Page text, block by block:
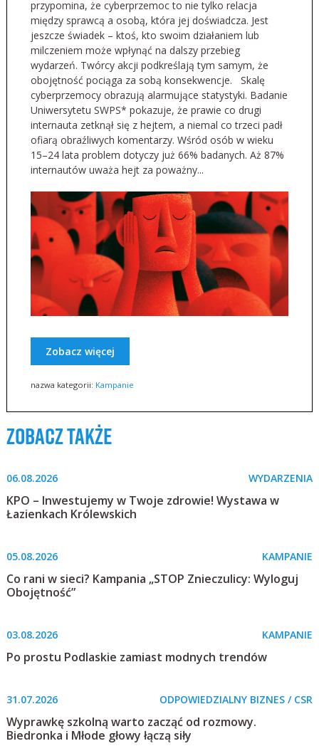
przypomina, że cyberprzemoc to nie tylko relacja
między sprawcą a osobą, która jej doświadcza. Jest
jeszcze świadek – ktoś, kto swoim działaniem lub
milczeniem może wpłynąć na dalszy przebieg
wydarzeń. Twórcy akcji podkreślają tym samym, że
obojętność pociąga za sobą konsekwencje. Skalę
cyberprzemocy obrazują alarmujące statystyki. Badanie
Uniwersytetu SWPS* pokazuje, że prawie co drugi
internauta zetknął się z hejtem, a niemal co trzeci padł
ofiarą obraźliwych komentarzy. Wśród osób w wieku
15–24 lata problem dotyczy już 66% badanych. Aż 87%
internautów uważa hejt za poważny...
Zobacz więcej
nazwa kategorii: Kampanie
zobacz także
06.08.2026 WYDARZENIA
KPO – Inwestujemy w Twoje zdrowie! Wystawa w
Łazienkach Królewskich
05.08.2026 KAMPANIE
Co rani w sieci? Kampania „STOP Znieczulicy: Wyloguj
Obojętność”
03.08.2026 KAMPANIE
Po prostu Podlaskie zamiast modnych trendów
31.07.2026 ODPOWIEDZIALNY BIZNES / CSR
Wyprawkę szkolną warto zacząć od rozmowy.
Biedronka i Młode głowy łączą siły